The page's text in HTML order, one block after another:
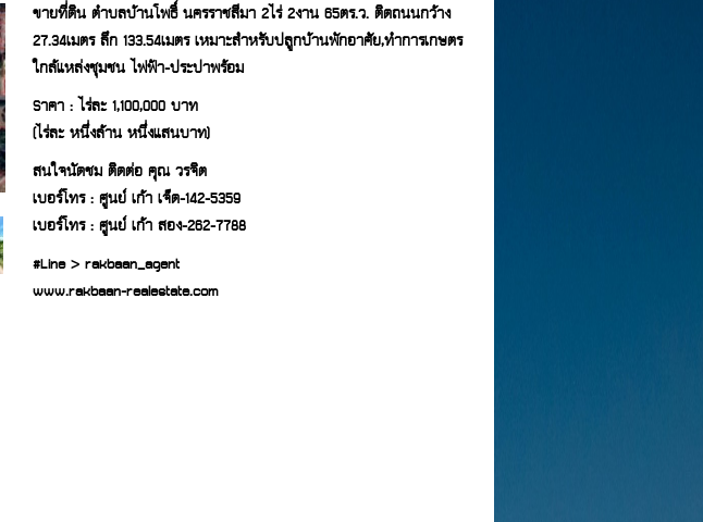
ขายที่ดิน ตำบลบ้านโพธิ์ นครราชสีมา 2ไร่ 2งาน 65ตร.ว. ติดถนนกว้าง
27.34เมตร ลึก 133.54เมตร เหมาะสำหรับปลูกบ้านพักอาศัย,ทำการเกษตร
ใกล้แหล่งชุมชน ไฟฟ้า-ประปาพร้อม
Sาคา : ไร่ละ 1,100,000 บาท
(ไร่ละ หนึ่งล้าน หนึ่งแสนบาท)
สนใจนัดชม ติดต่อ คุณ วรจิต
เบอร์โทร : ศูนย์ เก้า เจ็ด-142-5359
เบอร์โทร : ศูนย์ เก้า สอง-262-7788
#Line > rakbaan_agent
www.rakbaan-realestate.com